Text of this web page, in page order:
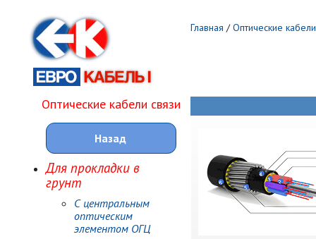
Оптические кабели связи
Назад
Для прокладки в
грунт
С центральным
оптическим
элементом ОГЦ
Главная /Оптические